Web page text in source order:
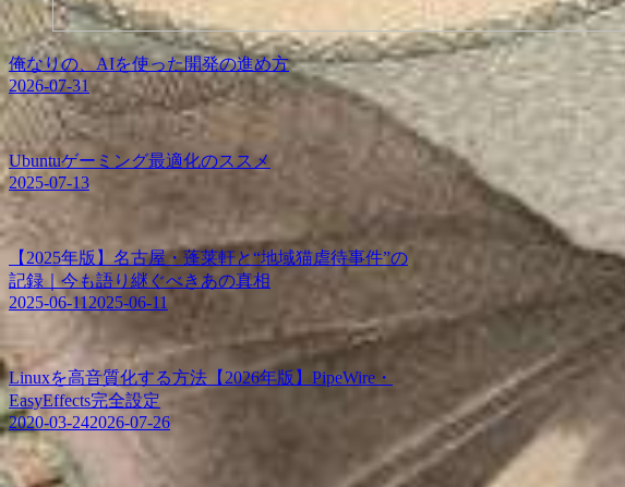
俺なりの、AIを使った開発の進め方
2026-07-31
Ubuntuゲーミング最適化のススメ
2025-07-13
【2025年版】名古屋・蓬莱軒と“地域猫虐待事件”の
記録｜今も語り継ぐべきあの真相
2025-06-112025-06-11
Linuxを高音質化する方法【2026年版】PipeWire・
EasyEffects完全設定
2020-03-242026-07-26